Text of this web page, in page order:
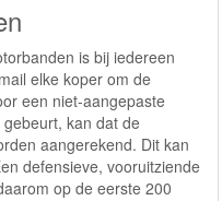
is bij iedereen
elke koper om de
een niet-aangepaste
kan dat de
aangerekend. Dit kan
defensieve, vooruitziende
op de eerste 200